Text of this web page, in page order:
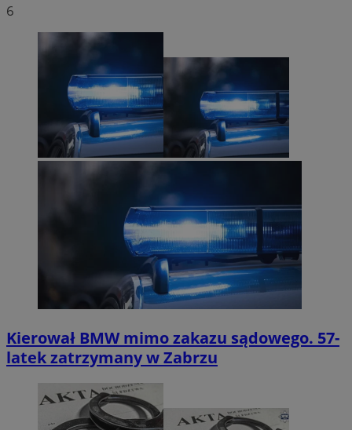
6
Kierował BMW mimo zakazu sądowego. 57-
latek zatrzymany w Zabrzu